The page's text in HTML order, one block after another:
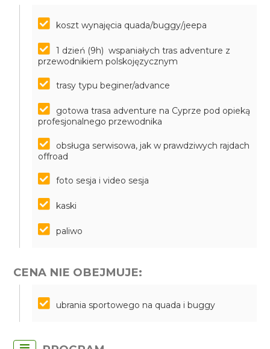
koszt wynajęcia quada/buggy/jeepa
1 dzień (9h) wspaniałych tras adventure z
przewodnikiem polskojęzycznym
trasy typu beginer/advance
gotowa trasa adventure na Cyprze pod opieką
profesjonalnego przewodnika
obsługa serwisowa, jak w prawdziwych rajdach
offroad
foto sesja i video sesja
kaski
paliwo
CENA NIE OBEJMUJE:
ubrania sportowego na quada i buggy